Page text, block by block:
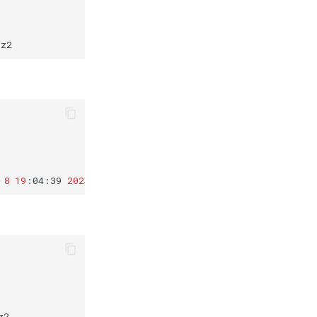
8 19 :04:39 2024